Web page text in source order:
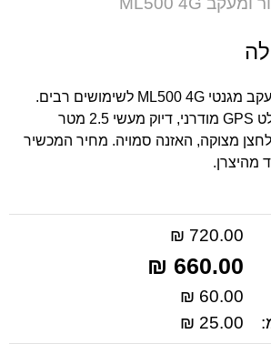
המוצראותנו
המוצר
מכשיר איתור מיגון ומעקב מגנטי ML500 4G לשימושים רבים.
סוללה 10-35 יום. מקלט GPS מודרני, דיוק מעשי 2.5 מטר
מצוקה, האזנה סמויה. מחיר המכשיר
מהיצרן.
720.00 ₪
660.00 ₪
60.00 ₪
25.00 ₪